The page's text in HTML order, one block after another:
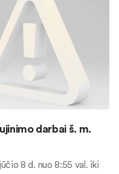
darbai š. m.
8 d. nuo 8:55 val. iki